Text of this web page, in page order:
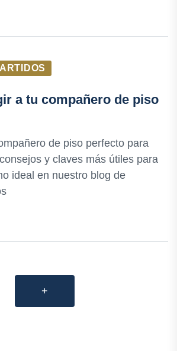
a tu compañero de piso
de piso perfecto para
y claves más útiles para
ideal en nuestro blog de
+